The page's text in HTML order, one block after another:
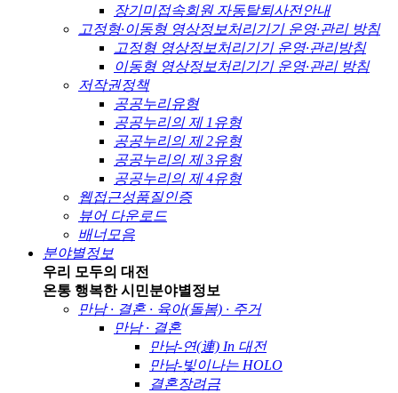
장기미접속회원 자동탈퇴사전안내
고정형·이동형 영상정보처리기기 운영·관리 방침
고정형 영상정보처리기기 운영·관리방침
이동형 영상정보처리기기 운영·관리 방침
저작권정책
공공누리유형
공공누리의 제 1유형
공공누리의 제 2유형
공공누리의 제 3유형
공공누리의 제 4유형
웹접근성품질인증
뷰어 다운로드
배너모음
분야별정보
우리 모두의 대전
온통 행복한 시민분야별정보
만남 · 결혼 · 육아(돌봄) · 주거
만남 · 결혼
만남-연(連) In 대전
만남-빛이나는 HOLO
결혼장려금